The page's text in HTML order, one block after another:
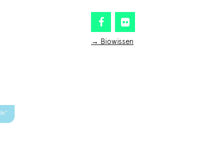
→ Biowissen